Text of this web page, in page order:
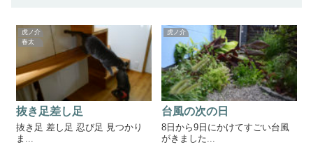
虎ノ介
春太
抜き足差し足
抜き足 差し足 忍び足 見つかり
ま...
虎ノ介
台風の次の日
8日から9日にかけてすごい台風
がきました...